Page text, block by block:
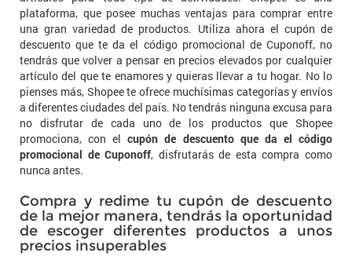
plataforma, que posee muchas ventajas para comprar entre
una gran variedad de productos. Utiliza ahora el cupón de
descuento que te da el código promocional de Cuponoff, no
tendrás que volver a pensar en precios elevados por cualquier
artículo del que te enamores y quieras llevar a tu hogar. No lo
pienses más, Shopee te ofrece muchísimas categorías y envíos
a diferentes ciudades del país. No tendrás ninguna excusa para
no disfrutar de cada uno de los productos que Shopee
promociona, con elcupón de descuento que da el código
promocional de Cuponoff, disfrutarás de esta compra como
nunca antes.
Compra y redime tu cupón de descuento
de la mejor manera, tendrás la oportunidad
de escoger diferentes productos a unos
precios insuperables